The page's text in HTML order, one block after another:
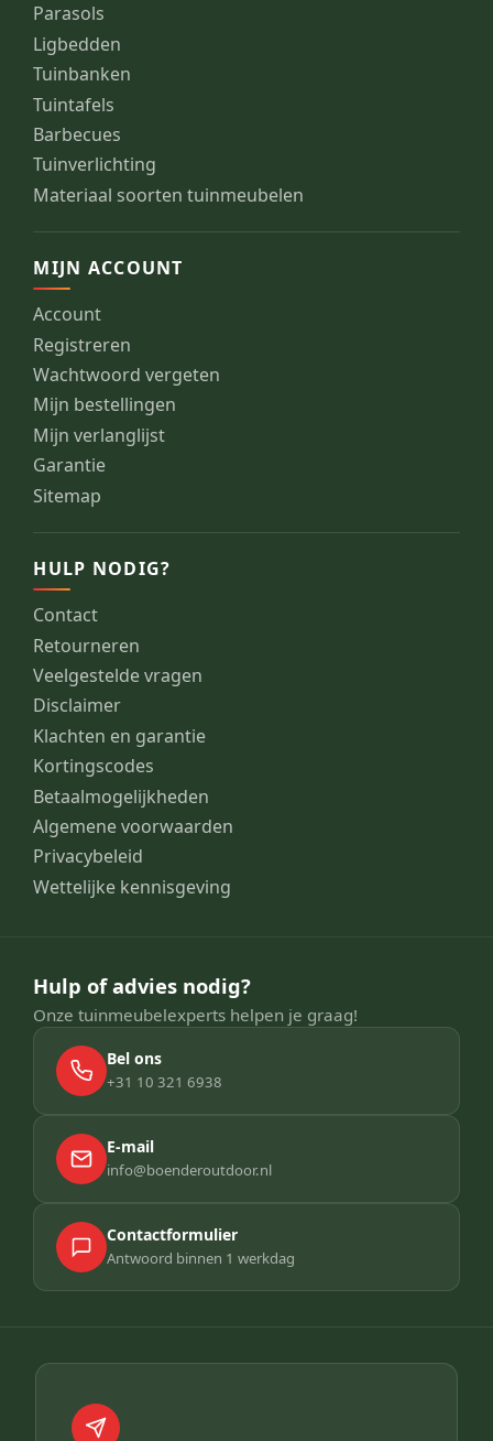
Parasols
Ligbedden
Tuinbanken
Tuintafels
Barbecues
Tuinverlichting
Materiaal soorten tuinmeubelen
MIJN ACCOUNT
Account
Registreren
Wachtwoord vergeten
Mijn bestellingen
Mijn verlanglijst
Garantie
Sitemap
HULP NODIG?
Contact
Retourneren
Veelgestelde vragen
Disclaimer
Klachten en garantie
Kortingscodes
Betaalmogelijkheden
Algemene voorwaarden
Privacybeleid
Wettelijke kennisgeving
Hulp of advies nodig?
Onze tuinmeubelexperts helpen je graag!
Bel ons
+31 10 321 6938
E-mail
info@boenderoutdoor.nl
Contactformulier
Antwoord binnen 1 werkdag